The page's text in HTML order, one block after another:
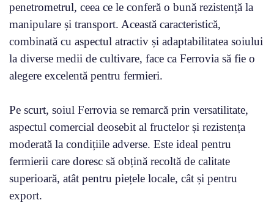
penetrometrul, ceea ce le conferă o bună rezistență la
manipulare și transport. Această caracteristică,
combinată cu aspectul atractiv și adaptabilitatea soiului
la diverse medii de cultivare, face ca Ferrovia să fie o
alegere excelentă pentru fermieri.
Pe scurt, soiul Ferrovia se remarcă prin versatilitate,
aspectul comercial deosebit al fructelor și rezistența
moderată la condițiile adverse. Este ideal pentru
fermierii care doresc să obțină recoltă de calitate
superioară, atât pentru piețele locale, cât și pentru
export.